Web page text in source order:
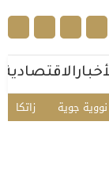
«زاتكا» جوية